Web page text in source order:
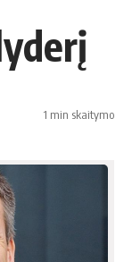
1 min skaitymo